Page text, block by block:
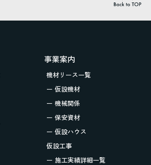
事業案内
機材リース一覧
ー 仮設機材
ー 機械関係
ー 保安資材
ー 仮設ハウス
仮設工事
ー 施工実績詳細一覧